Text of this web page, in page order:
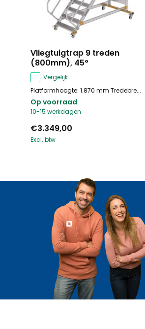
Vliegtuigtrap 9 treden
(800mm), 45°
Vergelijk
Platformhoogte: 1.870 mm Tredebre...
Op voorraad
10-15 werkdagen
€3.349,00
Excl. btw